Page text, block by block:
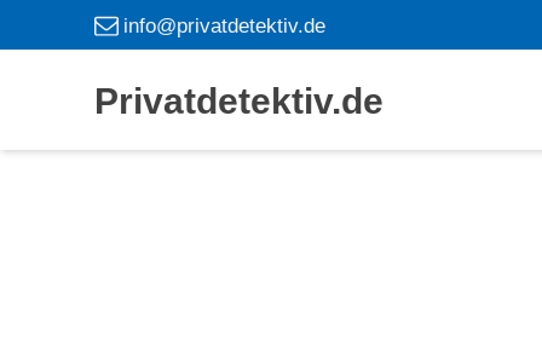
info@privatdetektiv.de
Privatdetektiv.de